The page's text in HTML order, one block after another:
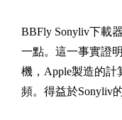
BBFly Sonyliv下載
一點。這一事實證
機，Apple製造的計
頻。得益於Sonyliv